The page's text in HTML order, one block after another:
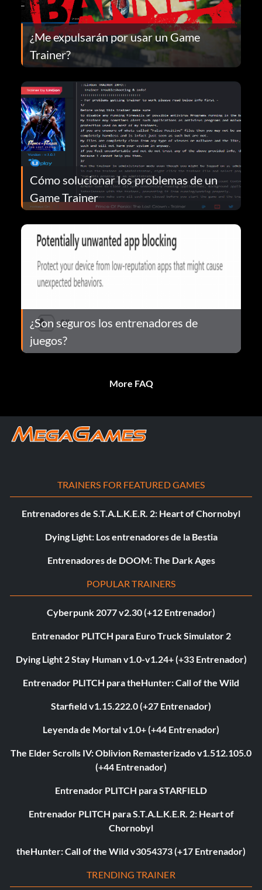
¿Me expulsarán por usar un Game
Trainer?
Cómo solucionar los problemas de un
Game Trainer
¿Son seguros los entrenadores de
juegos?
More FAQ
TRAINERS FOR FEATURED GAMES
Entrenadores de S.T.A.L.K.E.R. 2: Heart of Chornobyl
Dying Light: Los entrenadores de la Bestia
Entrenadores de DOOM: The Dark Ages
POPULAR TRAINERS
Cyberpunk 2077 v2.30 (+12 Entrenador)
Entrenador PLITCH para Euro Truck Simulator 2
Dying Light 2 Stay Human v1.0-v1.24+ (+33 Entrenador)
Entrenador PLITCH para theHunter: Call of the Wild
Starfield v1.15.222.0 (+27 Entrenador)
Leyenda de Mortal v1.0+ (+44 Entrenador)
The Elder Scrolls IV: Oblivion Remasterizado v1.512.105.0
(+44 Entrenador)
Entrenador PLITCH para STARFIELD
Entrenador PLITCH para S.T.A.L.K.E.R. 2: Heart of
Chornobyl
theHunter: Call of the Wild v3054373 (+17 Entrenador)
TRENDING TRAINER